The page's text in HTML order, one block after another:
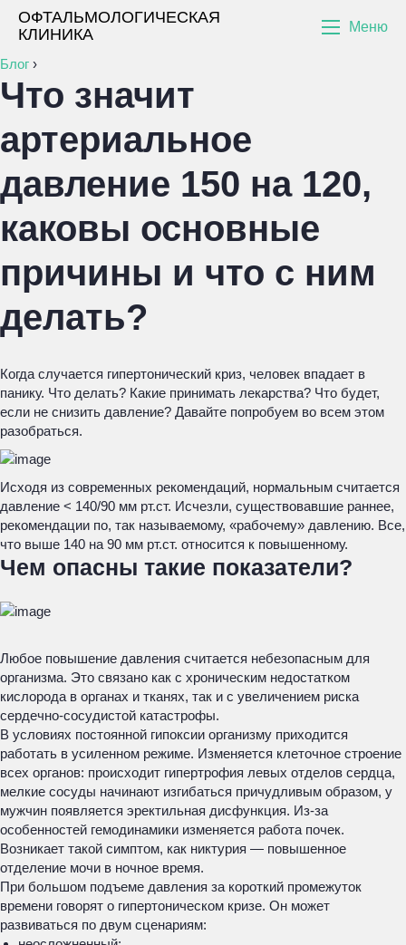
ОФТАЛЬМОЛОГИЧЕСКАЯ
КЛИНИКА
Меню
Блог ›
Что значит
артериальное
давление 150 на 120,
каковы основные
причины и что с ним
делать?
Когда случается гипертонический криз, человек впадает в
панику. Что делать? Какие принимать лекарства? Что будет,
если не снизить давление? Давайте попробуем во всем этом
разобраться.
Исходя из современных рекомендаций, нормальным считается
давление < 140/90 мм рт.ст. Исчезли, существовавшие раннее,
рекомендации по, так называемому, «рабочему» давлению. Все,
что выше 140 на 90 мм рт.ст. относится к повышенному.
Чем опасны такие показатели?
Любое повышение давления считается небезопасным для
организма. Это связано как с хроническим недостатком
кислорода в органах и тканях, так и с увеличением риска
сердечно-сосудистой катастрофы.
В условиях постоянной гипоксии организму приходится
работать в усиленном режиме. Изменяется клеточное строение
всех органов: происходит гипертрофия левых отделов сердца,
мелкие сосуды начинают изгибаться причудливым образом, у
мужчин появляется эректильная дисфункция. Из-за
особенностей гемодинамики изменяется работа почек.
Возникает такой симптом, как никтурия — повышенное
отделение мочи в ночное время.
При большом подъеме давления за короткий промежуток
времени говорят о гипертоническом кризе. Он может
развиваться по двум сценариям: